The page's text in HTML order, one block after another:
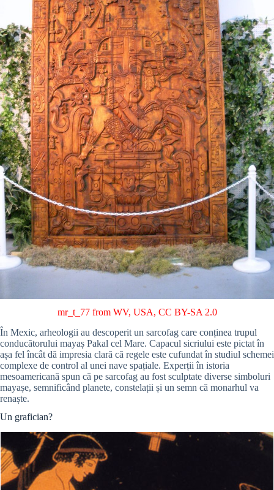
mr_t_77 from WV, USA, CC BY-SA 2.0
În Mexic, arheologii au descoperit un sarcofag care conținea trupul
conducătorului mayaș Pakal cel Mare. Capacul sicriului este pictat în
așa fel încât dă impresia clară că regele este cufundat în studiul schemei
complexe de control al unei nave spațiale. Experții în istoria
mesoamericană spun că pe sarcofag au fost sculptate diverse simboluri
mayașe, semnificând planete, constelații și un semn că monarhul va
renaște.
Un grafician?